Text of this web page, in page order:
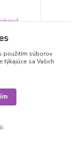
použitím súborov
týkajúce sa Vašich
.